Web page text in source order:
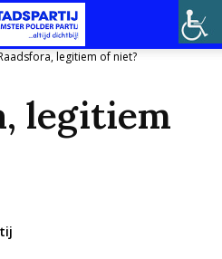
legitiem of niet?
legitiem